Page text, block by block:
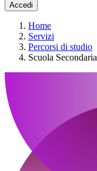
Accedi
Home
Servizi
Percorsi di studio
Scuola